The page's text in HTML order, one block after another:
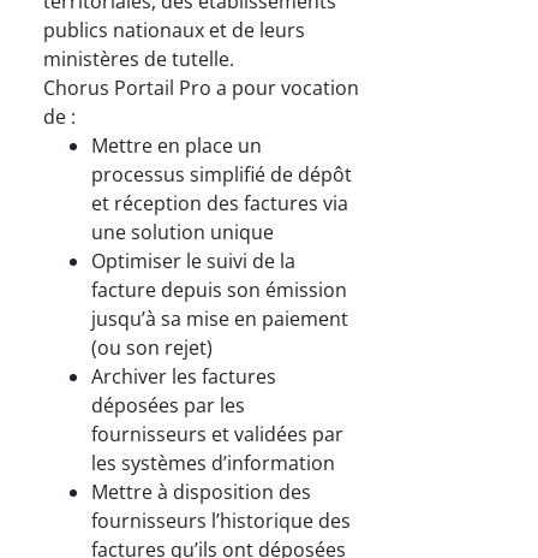
publics nationaux et de leurs
ministères de tutelle.
Chorus Portail Pro a pour vocation
de :
Mettre en place un
processus simplifié de dépôt
et réception des factures via
une solution unique
Optimiser le suivi de la
facture depuis son émission
jusqu’à sa mise en paiement
(ou son rejet)
Archiver les factures
déposées par les
fournisseurs et validées par
les systèmes d’information
Mettre à disposition des
fournisseurs l’historique des
factures qu’ils ont déposées